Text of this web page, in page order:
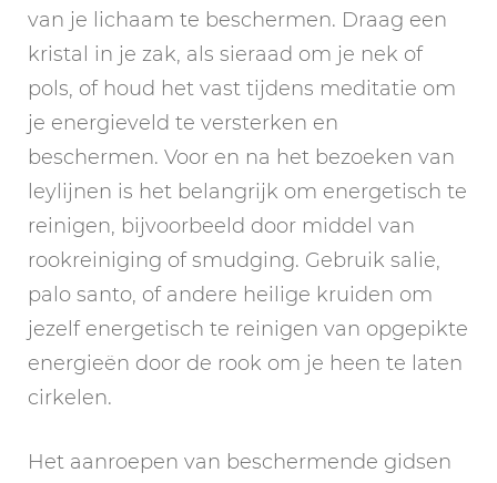
van je lichaam te beschermen. Draag een
kristal in je zak, als sieraad om je nek of
pols, of houd het vast tijdens meditatie om
je energieveld te versterken en
beschermen. Voor en na het bezoeken van
leylijnen is het belangrijk om energetisch te
reinigen, bijvoorbeeld door middel van
rookreiniging of smudging. Gebruik salie,
palo santo, of andere heilige kruiden om
jezelf energetisch te reinigen van opgepikte
energieën door de rook om je heen te laten
cirkelen.
Het aanroepen van beschermende gidsen